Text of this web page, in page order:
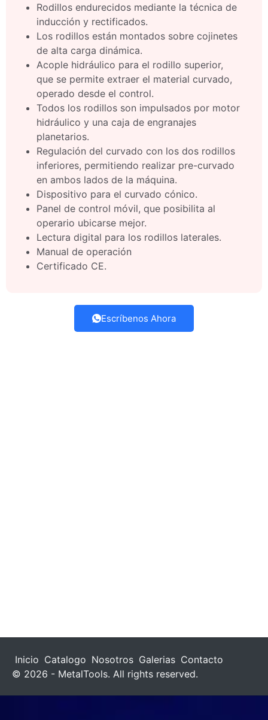
Rodillos endurecidos mediante la técnica de
inducción y rectificados.
Los rodillos están montados sobre cojinetes
de alta carga dinámica.
Acople hidráulico para el rodillo superior,
que se permite extraer el material curvado,
operado desde el control.
Todos los rodillos son impulsados por motor
hidráulico y una caja de engranajes
planetarios.
Regulación del curvado con los dos rodillos
inferiores, permitiendo realizar pre-curvado
en ambos lados de la máquina.
Dispositivo para el curvado cónico.
Panel de control móvil, que posibilita al
operario ubicarse mejor.
Lectura digital para los rodillos laterales.
Manual de operación
Certificado CE.
Escríbenos Ahora
Inicio Catalogo Nosotros Galerias Contacto
© 2026 - MetalTools. All rights reserved.